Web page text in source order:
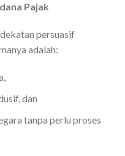
Pajak
persuasif
adalah:
dan
tanpa perlu proses